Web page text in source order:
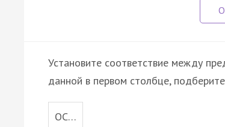
Установите соответствие между
данной в первом столбце,
ОС…